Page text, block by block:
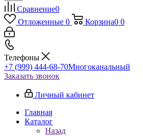
Сравнение0
Отложенные 0 Корзина0 0
Телефоны
+7 (999) 444-68-70Многоканальный
Заказать звонок
Личный кабинет
Главная
Каталог
Назад